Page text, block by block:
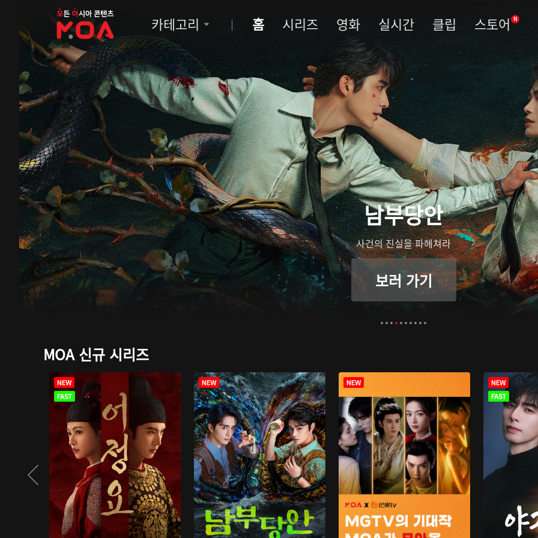
MOA
카테고리 홈 시리즈 영화 실시간 클립 스토어 N
남부당안
사건의 진실을 파헤쳐라
보러 가기
MOA 신규 시리즈